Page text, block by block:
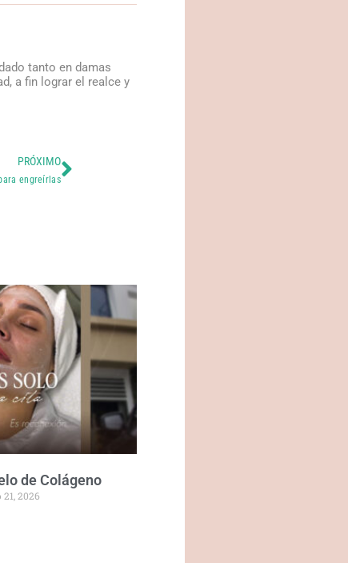
tanto en damas
a fin lograr el realce y
PRÓXIMO
engreírlas
de Colágeno
2026